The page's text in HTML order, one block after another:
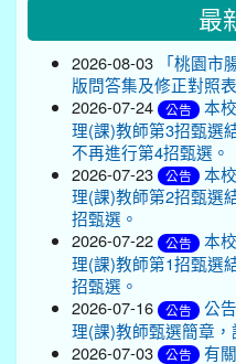
最
2026-08-03
「桃園
版問答集及修正對照
2026-07-24
公告
本
理(課)教師第3招甄選
不再進行第4招甄選。
2026-07-23
公告
本
理(課)教師第2招甄選
招甄選。
2026-07-22
公告
本
理(課)教師第1招甄選
招甄選。
2026-07-16
公告
公
理(課)教師甄選簡章，
2026-07-03
公告
有